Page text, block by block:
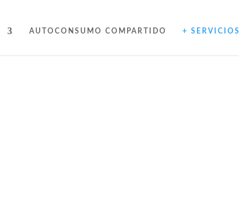
AUTOCONSUMO COMPARTIDO + SERVICIOS